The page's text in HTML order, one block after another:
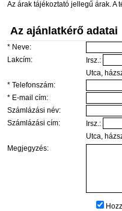
Az árak tájékoztató jellegű árak. A
Az ajánlatkérő adatai
* Neve:
Lakcím:
Irsz.:
Utca,
* Telefonszám:
* E-mail cím:
Számlázási név:
Számlázási cím:
Irsz.:
Utca,
Megjegyzés: